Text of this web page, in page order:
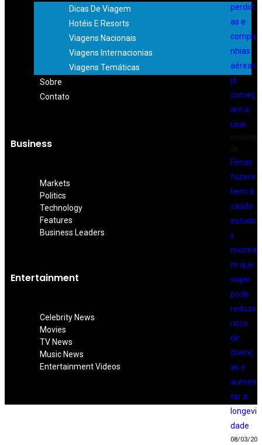
perdid
as e
compa
nhias
aéreas
já
começ
am a
usar
09/03/20
26
Férias
fazem
bem à
saúde:
estudo
s
mostra
m que
viajar
pode
reduzir
risco
de
doenç
as e
aumen
tar a
longevi
dade
08/03/20
Dicas De Viagem
Hotéis E Resorts
Viagens Nacionais
Viagens Internacionias
Viagens Temáticas
Sobre
Contato
Business
Markets
Politics
Technology
Features
Business Leaders
Entertainment
Celebrity News
Movies
TV News
Music News
Entertainment Videos